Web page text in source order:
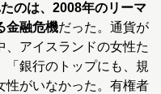
のは、2008年のリーマ
金融危機だった。通貨が
、アイスランドの女性た
「銀行のトップにも、規
性がいなかった。有権者